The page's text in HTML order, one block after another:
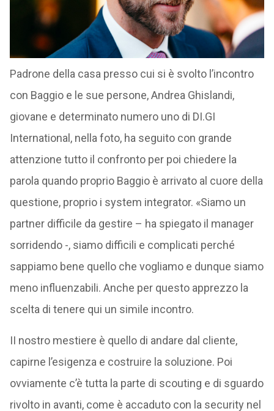
Padrone della casa presso cui si è svolto l’incontro
con Baggio e le sue persone, Andrea Ghislandi,
giovane e determinato numero uno di DI.GI
International, nella foto, ha seguito con grande
attenzione tutto il confronto per poi chiedere la
parola quando proprio Baggio è arrivato al cuore della
questione, proprio i system integrator. «Siamo un
partner difficile da gestire – ha spiegato il manager
sorridendo -, siamo difficili e complicati perché
sappiamo bene quello che vogliamo e dunque siamo
meno influenzabili. Anche per questo apprezzo la
scelta di tenere qui un simile incontro.
II nostro mestiere è quello di andare dal cliente,
capirne l’esigenza e costruire la soluzione. Poi
ovviamente c’è tutta la parte di scouting e di sguardo
rivolto in avanti, come è accaduto con la security nel